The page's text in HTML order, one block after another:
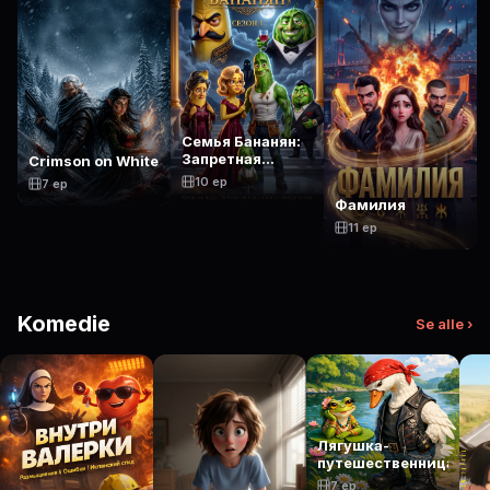
Crimson on White
7 ep
Семья Бананян:
Запретная
Любовь
10 ep
Фамилия
11 ep
Komedie Se alle ›
Лягушка-
путешественница
7 ep